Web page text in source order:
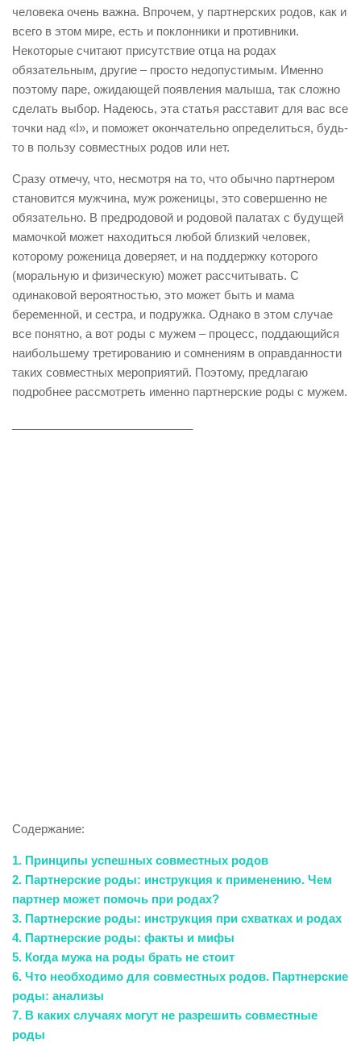
человека очень важна. Впрочем, у партнерских родов, как и
всего в этом мире, есть и поклонники и противники.
Некоторые считают присутствие отца на родах
обязательным, другие – просто недопустимым. Именно
поэтому паре, ожидающей появления малыша, так сложно
сделать выбор. Надеюсь, эта статья расставит для вас все
точки над «I», и поможет окончательно определиться, будь-
то в пользу совместных родов или нет.
Сразу отмечу, что, несмотря на то, что обычно партнером
становится мужчина, муж роженицы, это совершенно не
обязательно. В предродовой и родовой палатах с будущей
мамочкой может находиться любой близкий человек,
которому роженица доверяет, и на поддержку которого
(моральную и физическую) может рассчитывать. С
одинаковой вероятностью, это может быть и мама
беременной, и сестра, и подружка. Однако в этом случае
все понятно, а вот роды с мужем – процесс, поддающийся
наибольшему третированию и сомнениям в оправданности
таких совместных мероприятий. Поэтому, предлагаю
подробнее рассмотреть именно партнерские роды с мужем.
Содержание:
1. Принципы успешных совместных родов
2. Партнерские роды: инструкция к применению. Чем
партнер может помочь при родах?
3. Партнерские роды: инструкция при схватках и родах
4. Партнерские роды: факты и мифы
5. Когда мужа на роды брать не стоит
6. Что необходимо для совместных родов. Партнерские
роды: анализы
7. В каких случаях могут не разрешить совместные
роды